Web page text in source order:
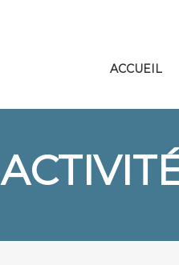
ACCUEIL